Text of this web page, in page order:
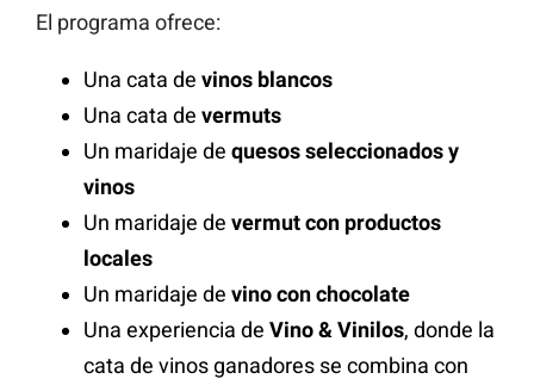
El programa ofrece:
Una cata de vinos blancos
Una cata de vermuts
Un maridaje de quesos seleccionados y
vinos
Un maridaje de vermut con productos
locales
Un maridaje de vino con chocolate
Una experiencia de Vino & Vinilos, donde la
cata de vinos ganadores se combina con